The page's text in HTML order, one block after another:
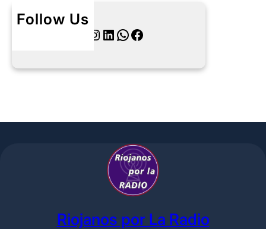
Follow Us
Instagram LinkedIn WhatsApp Facebook
Riojanos por La Radio